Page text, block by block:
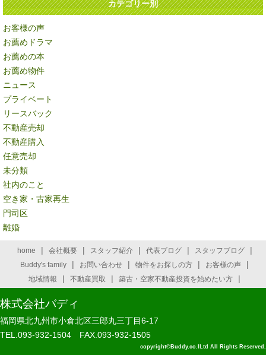
カテゴリー別
お客様の声
お薦めドラマ
お薦めの本
お薦め物件
ニュース
プライベート
リースバック
不動産売却
不動産購入
任意売却
未分類
社内のこと
空き家・古家再生
門司区
離婚
home | 会社概要 | スタッフ紹介 | 代表ブログ | スタッフブログ |
Buddy's family | お問い合わせ | 物件をお探しの方 | お客様の声 |
地域情報 | 不動産買取 | 築古・空家不動産投資を始めたい方 |
株式会社バディ
福岡県北九州市小倉北区三郎丸三丁目6-17
TEL.093-932-1504 FAX.093-932-1505
copyright©Buddy.co.lLtd All Rights Reserved.